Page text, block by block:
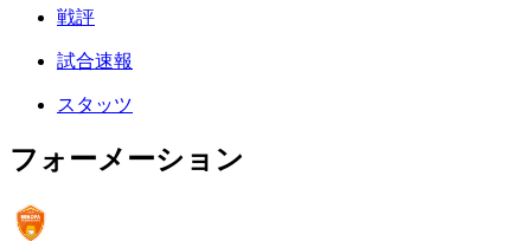
戦評
試合速報
スタッツ
フォーメーション